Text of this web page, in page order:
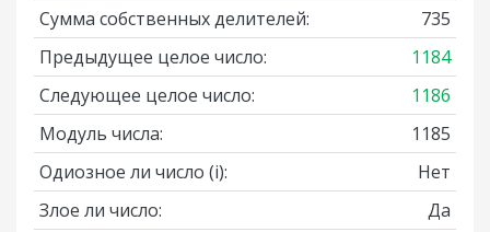
Сумма собственных делителей:
735
Предыдущее целое число:
1184
Следующее целое число:
1186
Модуль числа:
1185
Одиозное ли число (i):
Нет
Злое ли число:
Да